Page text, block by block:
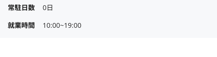
常駐日数
0日
就業時間
10:00~19:00